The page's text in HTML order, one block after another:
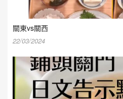
關東vs關西
22/03/2024